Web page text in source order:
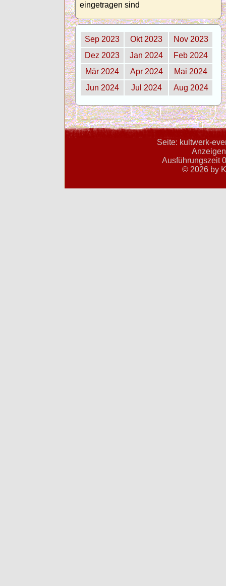
eingetragen sind
Sep 2023 Okt 2023
Nov 2023
Dez 2023
Jan 2024
Feb 2024
Mär 2024
Apr 2024
Mai 2024
Jun 2024
Jul 2024 Aug 2024
Seite: kultwerk-
Ausführungszeit
© 2026 by